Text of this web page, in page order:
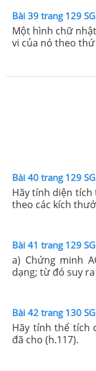
Bài 39 trang 129
Một hình chữ nhật
vi của nó theo thứ
Bài 40 trang 129
Hãy tính diện
theo các kích
Bài 41 trang 129
a) Chứng minh
dạng; từ đó suy
Bài 42 trang 130
Hãy tính thể tích
đã cho (h.117).